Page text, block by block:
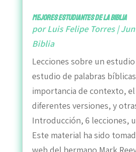
Mejores Estudiantes de la Biblia
porLuis Felipe Torres|
Biblia
Lecciones sobre un
estudio de palabras
importancia de contexto,
diferentes versiones, y
Introducción, 6 lecciones,
Este material ha sido
web del hermano Mark